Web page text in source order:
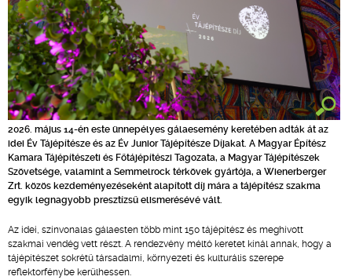
2026. május 14-én este ünnepélyes gálaesemény keretében adták át az
idei Év Tájépítésze és az Év Junior Tájépítésze Díjakat. A Magyar Építész
Kamara Tájépítészeti és Főtájépítészi Tagozata, a Magyar Tájépítészek
Szövetsége, valamint a Semmelrock térkövek gyártója, a Wienerberger
Zrt. közös kezdeményezéseként alapított díj mára a tájépítész szakma
egyik legnagyobb presztízsű elismerésévé vált.
Az idei, színvonalas gálaesten több mint 150 tájépítész és meghívott
szakmai vendég vett részt. A rendezvény méltó keretet kínál annak, hogy a
tájépítészet sokrétű társadalmi, környezeti és kulturális szerepe
reflektorfénybe kerülhessen.